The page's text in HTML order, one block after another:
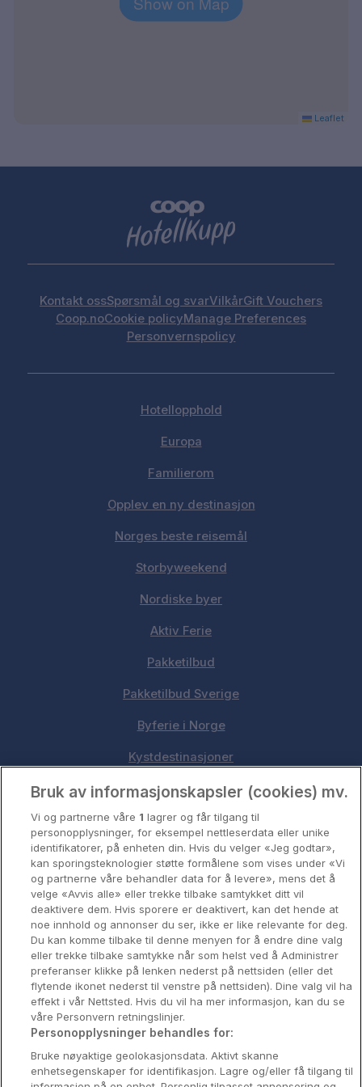
30 minutters kjøring til Arlanda lufthavn
Leaflet
Kontakt ossSpørsmål og svarVilkårGift Vouchers
Coop.noCookie policyManage Preferences
Personvernspolicy
Hotellopphold
Europa
Familierom
Opplev en ny destinasjon
Norges beste reisemål
Storbyweekend
Nordiske byer
Aktiv Ferie
Pakketilbud
Pakketilbud Sverige
Byferie i Norge
Kystdestinasjoner
Oslo
Stavanger
Bergen
Utforsk Norden
Om Coop HotellKupp
Konkurranse
Koselig avbrekk
Velvære i var
Premiumhotell
Venninnetur
Bruk av informasjonskapsler (cookies) mv.
Vi og partnerne våre 1 lagrer og får tilgang til
personopplysninger, for eksempel nettleserdata eller unike
identifikatorer, på enheten din. Hvis du velger «Jeg godtar»,
kan sporingsteknologier støtte formålene som vises under «Vi
og partnerne våre behandler data for å levere», mens det å
velge «Avvis alle» eller trekke tilbake samtykket ditt vil
deaktivere dem. Hvis sporere er deaktivert, kan det hende at
noe innhold og annonser du ser, ikke er like relevante for deg.
Du kan komme tilbake til denne menyen for å endre dine valg
eller trekke tilbake samtykke når som helst ved å Administrer
preferanser klikke på lenken nederst på nettsiden (eller det
flytende ikonet nederst til venstre på nettsiden). Dine valg vil ha
effekt i vår Nettsted. Hvis du vil ha mer informasjon, kan du se
våre Personvern retningslinjer.
Personopplysninger behandles for:
Bruke nøyaktige geolokasjonsdata. Aktivt skanne
enhetsegenskaper for identifikasjon. Lagre og/eller få tilgang til